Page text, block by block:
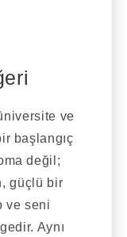
ve
başlangıç
değil;
güçlü bir
ve seni
Aynı